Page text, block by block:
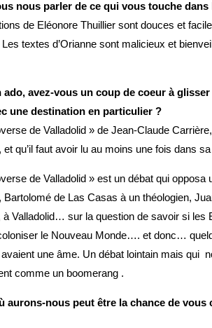
nous parler de ce qui vous touche
de Eléonore Thuillier sont douces et
textes d’Orianne sont malicieux et
ado, avez-vous un coup de coeur à
une destination en particulier ?
de Valladolid » de Jean-Claude
et qu’il faut avoir lu au moins une fois dans
de Valladolid » est un débat qui opposa
Bartolomé de Las Casas à un théologien,
à Valladolid… sur la question de savoir si les
le Nouveau Monde…. et donc…
une âme. Un débat lointain mais qui
comme un boomerang .
aurons-nous peut être la chance de vous